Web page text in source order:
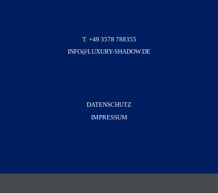
T: +49 3578 788355
INFO@LUXURY-SHADOW.DE
DATENSCHUTZ
IMPRESSUM